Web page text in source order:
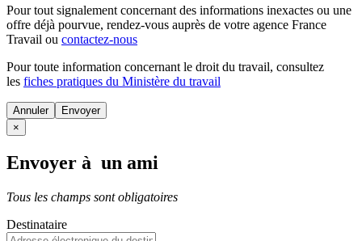
Pour tout signalement concernant des informations inexactes ou une
offre déjà pourvue, rendez-vous auprès de votre agence France
Travail ou contactez-nous
Pour toute information concernant le droit du travail, consultez
les fiches pratiques du Ministère du travail
Annuler
×
Envoyer à un ami
Tous les champs sont obligatoires
Destinataire